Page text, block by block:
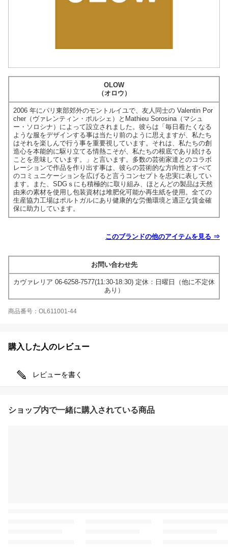
OLOW
（オロウ）
2006 年にパリ東部郊外のモントルイユで、友人同士の Valentin Por
cher（ヴァレンティン・ポルシェ）とMathieu Sorosina（マシュ
ー・ソロシナ）によって設立されました。彼らは「毎日着たくなる
ような服をデザインする事は当たり前のように思えますが、私たち
はそれを楽しんで行う事を重要視しています。それは、私たちの創
造心を本能的に駆り立てる情熱こそが、私たちの根底であり続ける
ことを意味しています。」と言います。多数の芸術家達とのコラボ
レーションで作品を作り出す事は、彼らの芸術的な方向性とすべて
のコミュニケーションを広げると言うコンセプトを忠実に表してい
ます。また、SDGｓにも積極的に取り組み、ほとんどの製品は天然
由来の素材を使用し包装資材は堆肥化可能か再生紙を使用。全ての
生産協力工場はポルトガルにあり健康的な労働環境と適正な賃金確
保に助力しています。
このブランドの他のアイテムを見る ⇒
お問い合わせ先
カヴァレリア 06-6258-7577(11:30-18:30) 定休：日曜日（他に不定休
あり）
商品番号：OL611001-44
購入した人のレビュー
レビューを書く
ショップ内で一緒に購入されている商品